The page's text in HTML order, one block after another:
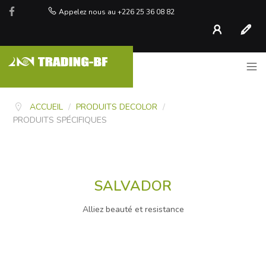
Appelez nous au +226 25 36 08 82
Compte
ACCUEIL / PRODUITS DECOLOR /
PRODUITS SPÉCIFIQUES
SALVADOR
Alliez beauté et resistance